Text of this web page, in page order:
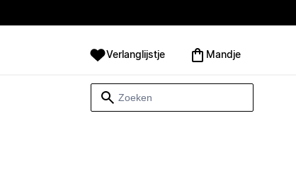
Verlanglijstje Mandje